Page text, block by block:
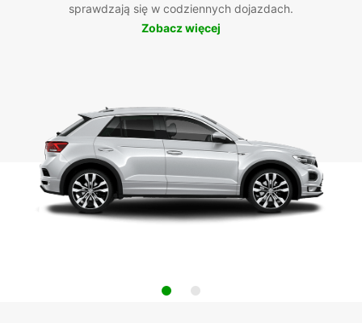
sprawdzają się w codziennych dojazdach.
Zobacz więcej